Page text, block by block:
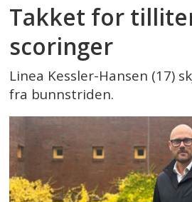
Takket for
scoringer
Linea Kessler-Hansen (17)
fra bunnstriden.